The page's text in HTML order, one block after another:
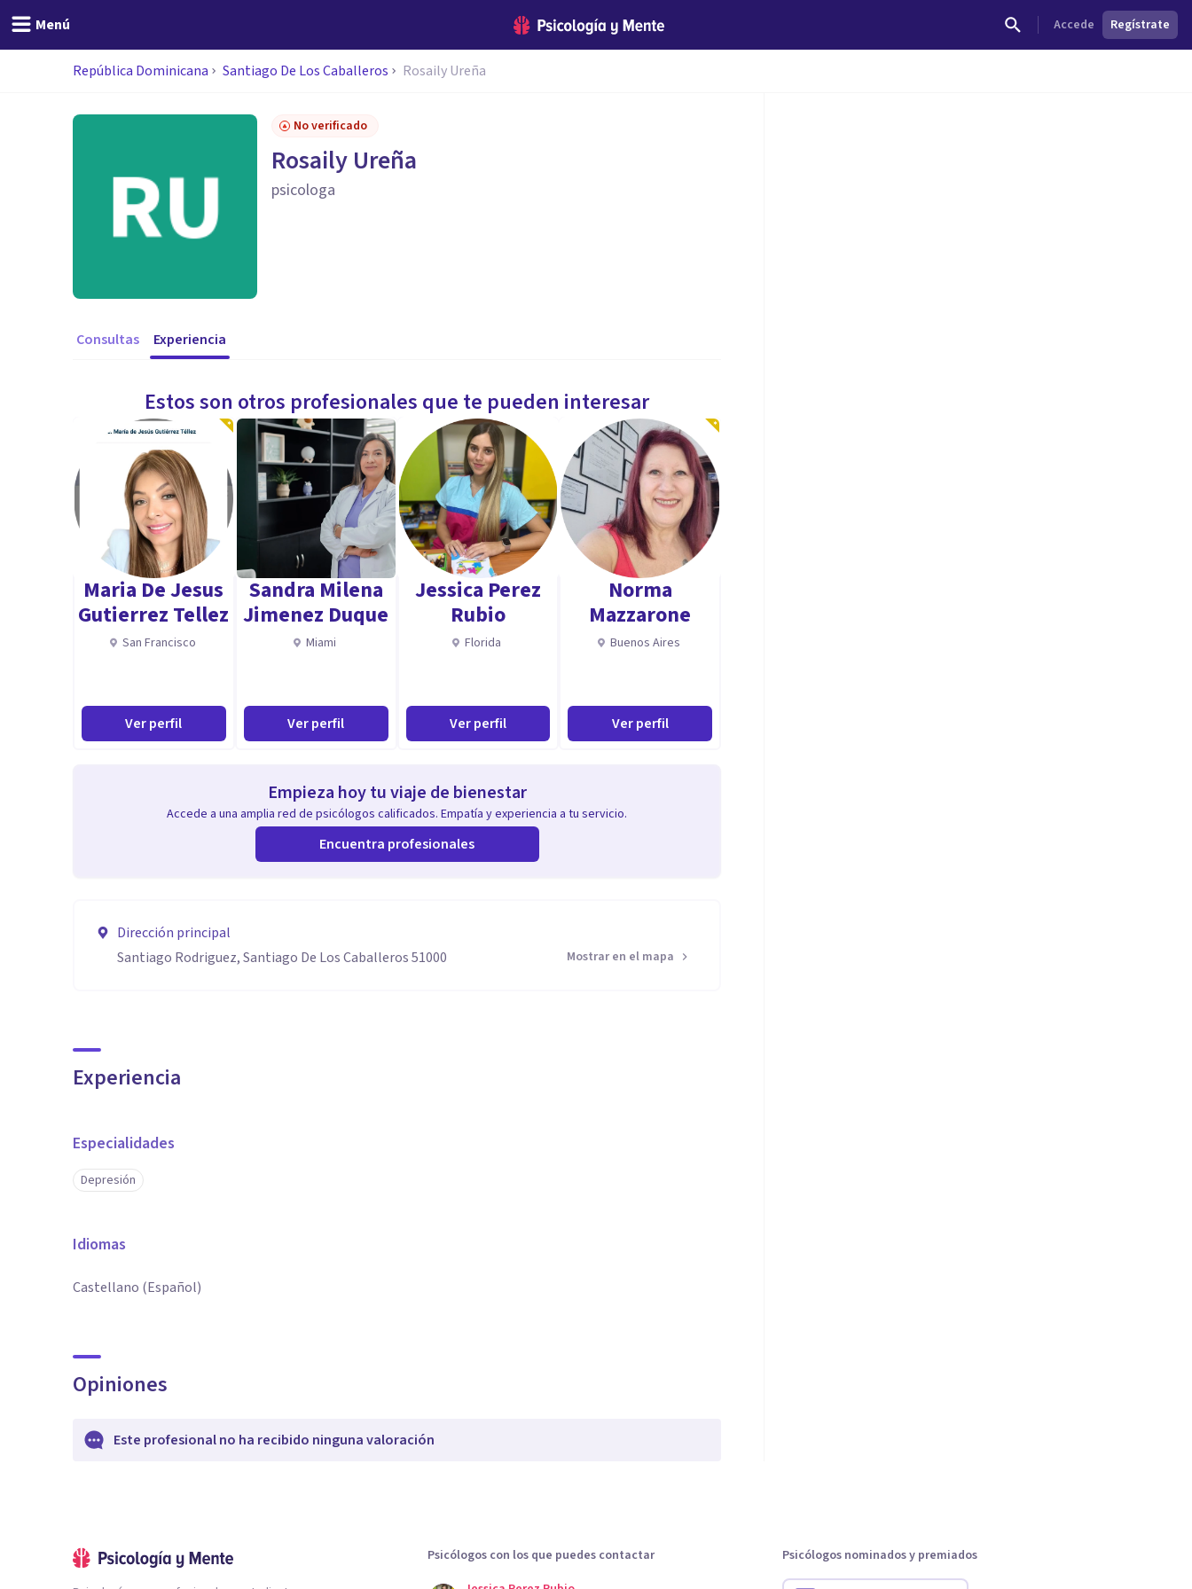
Menú Accede Regístrate
República Dominicana Santiago De Los Caballeros Rosaily Ureña
No verificado
Rosaily Ureña
psicologa
Consultas Experiencia
Estos son otros profesionales que te pueden interesar
Maria De Jesus
Gutierrez Tellez
San Francisco
Ver perfil
Sandra Milena
Jimenez Duque
Miami
Ver perfil
Jessica Perez
Rubio
Florida
Ver perfil
Norma
Mazzarone
Buenos Aires
Ver perfil
Empieza hoy tu viaje de bienestar
Accede a una amplia red de psicólogos calificados. Empatía y experiencia a tu servicio.
Encuentra profesionales
Dirección principal
Santiago Rodriguez, Santiago De Los Caballeros 51000
Mostrar en el mapa
Experiencia
Especialidades
Depresión
Idiomas
Castellano (Español)
Opiniones
Este profesional no ha recibido ninguna valoración
Psicólogos con los que puedes contactar
Psicólogos nominados y premiados